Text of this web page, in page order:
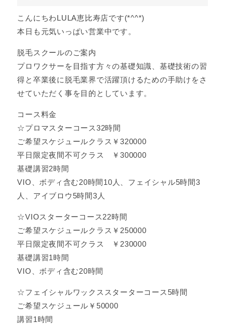
こんにちわLULA恵比寿店です(*^^*)
本日も元気いっぱい営業中です。
脱毛スクールのご案内
プロワクサーを目指す方々の基礎知識、基礎技術の習
得と卒業後に脱毛業界で活躍頂けるための手助けをさ
せていただく事を目的としています。
コース料金
☆プロマスターコース32時間
ご希望スケジュールクラス￥320000
平日限定夜間不可クラス ￥300000
基礎講習2時間
VIO、ボディ含む20時間10人、フェイシャル5時間3
人、アイブロウ5時間3人
☆VIOスターターコース22時間
ご希望スケジュールクラス￥250000
平日限定夜間不可クラス ￥230000
基礎講習1時間
VIO、ボディ含む20時間
☆フェイシャルワックススターターコース5時間
ご希望スケジュール￥50000
講習1時間